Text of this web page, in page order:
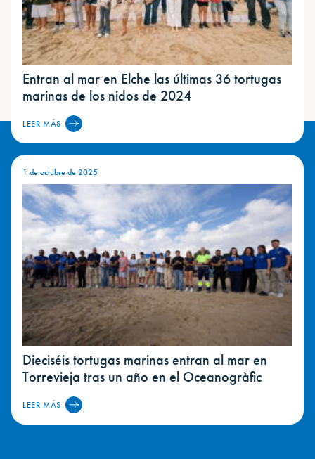
Entran al mar en Elche las últimas 36 tortugas
marinas de los nidos de 2024
LEER MÁS
1 de octubre de 2025
Dieciséis tortugas marinas entran al mar en
Torrevieja tras un año en el Oceanogràfic
LEER MÁS